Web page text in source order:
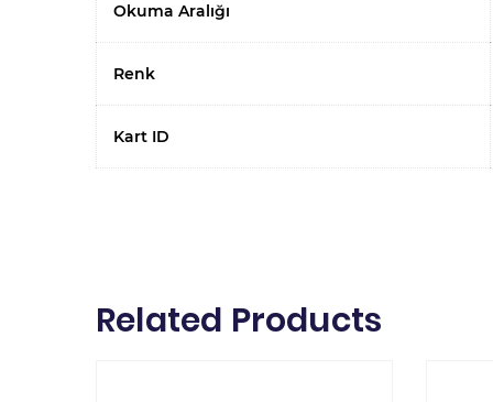
Okuma Aralığı
Renk
Kart ID
Related Products